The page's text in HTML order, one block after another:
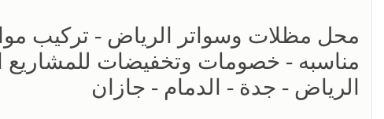
مناسبه - خصومات وتخفيضات للمشاريع
الرياض - جدة - الدمام - جازان